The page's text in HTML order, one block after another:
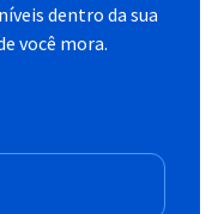
dentro da sua
você mora.